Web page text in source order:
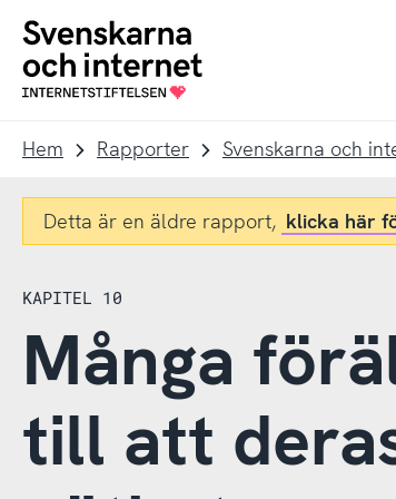
navigation
innehåll
To
startpage
Hem Rapporter Svenskarna och
Detta är en äldre rapport, klicka här
KAPITEL 10
Många
till att